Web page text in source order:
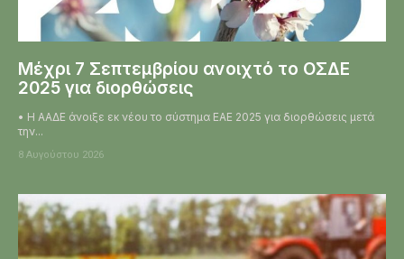
Μέχρι 7 Σεπτεμβρίου ανοιχτό το ΟΣΔΕ
2025 για διορθώσεις
• Η ΑΑΔΕ άνοιξε εκ νέου το σύστημα ΕΑΕ 2025 για διορθώσεις μετά
την...
8 Αυγούστου 2026